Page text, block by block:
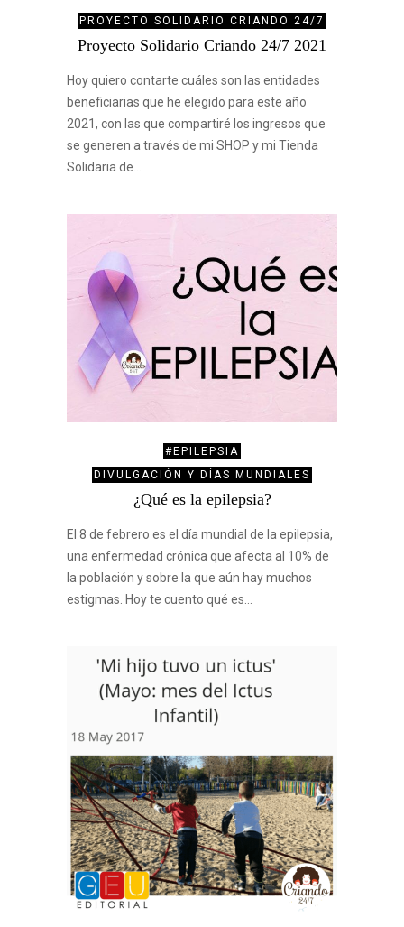
PROYECTO SOLIDARIO CRIANDO 24/7
Proyecto Solidario Criando 24/7 2021
Hoy quiero contarte cuáles son las entidades
beneficiarias que he elegido para este año
2021, con las que compartiré los ingresos que
se generen a través de mi SHOP y mi Tienda
Solidaria de…
#EPILEPSIA
DIVULGACIÓN Y DÍAS MUNDIALES
¿Qué es la epilepsia?
El 8 de febrero es el día mundial de la epilepsia,
una enfermedad crónica que afecta al 10% de
la población y sobre la que aún hay muchos
estigmas. Hoy te cuento qué es…